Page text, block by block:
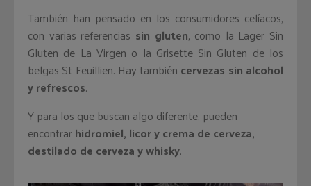
También han pensado en los consumidores celíacos,
con varias referencias sin gluten, como la Lager Sin
Gluten de La Virgen o la Grisette Sin Gluten de los
belgas St Feuillien. Hay también cervezas sin alcohol
y refrescos.
Y para los que buscan algo diferente, pueden
encontrarhidromiel, licor y crema de cerveza,
destilado de cerveza y whisky.